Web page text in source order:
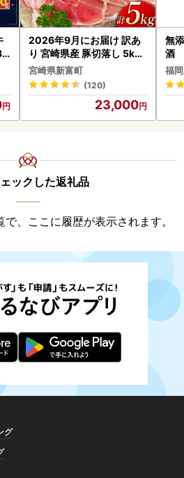
2026年9月にお届け 訳あ
り 宮崎県産 豚切落し 5kg
C325-2506-2609
宮崎県新富町
(120)
23,000
無
酒
福
ックした返礼品
、ここに履歴が表示されます。
グ